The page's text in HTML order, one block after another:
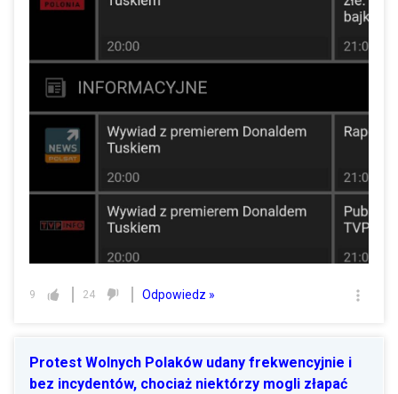
9 24 Odpowiedz »
Protest Wolnych Polaków udany frekwencyjnie i
bez incydentów, chociaż niektórzy mogli złapać